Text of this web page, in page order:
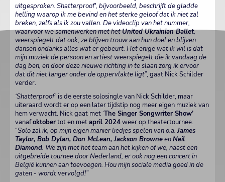
uitgesproken. Shatterproof', bijvoorbeeld, beschrijft de gladde
helling waarop ik me bevind en het sterke geloof dat ik niet zal
breken, zelfs als ik zou vallen. De videoclip van het nummer,
waarvoor we samenwerken met hetUnited Ukrainian Ballet,
weerspiegelt dat ook; ze blijven trouw aan hun doel en blijven
dansen ondanks alles wat er gebeurt. Het enige wat ik wil is dat
mijn muziek de persoon en artiest weerspiegelt die ik vandaag de
dag ben, en door deze nieuwe richting in te slaan zorg ik ervoor
dat dit niet langer onder de oppervlakte ligt”, gaat Nick Schilder
verder.
‘Shatterproof’ is de eerste solosingle van Nick Schilder, maar
uiteraard wordt er op een later tijdstip nog meer eigen muziek van
hem verwacht. Nick gaat met ‘The Singer Songwriter Show’
vanafoktobertot en metapril 2024weer op theatertournee.
“Solo zal ik, op mijn eigen manier liedjes spelen van o.a.James
Taylor, Bob Dylan, Don McLean, Jackson BrowneenNeil
Diamond. We zijn met het team aan het kijken of we, naast een
uitgebreide tournee door Nederland, er ook nog een concert in
België kunnen aan toevoegen. Hou mijn sociale media goed in de
gaten - wordt vervolgd!”